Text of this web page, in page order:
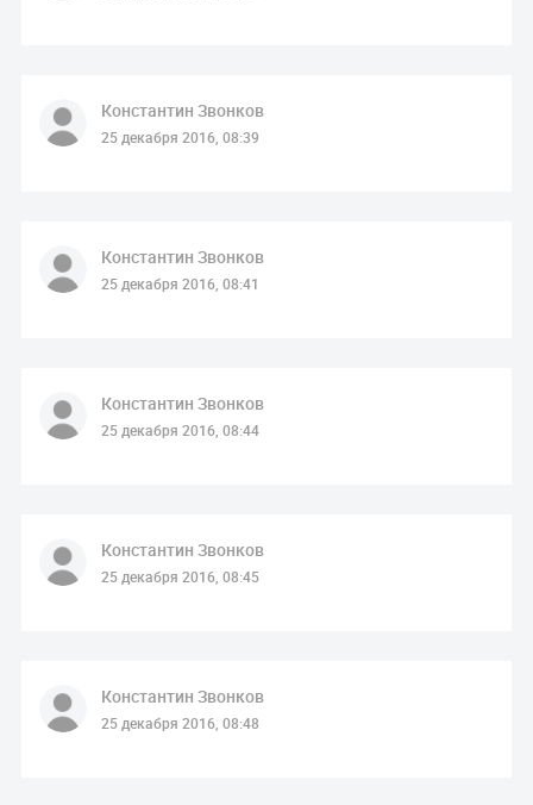
Константин Звонков
25 декабря 2016, 08:39
Константин Звонков
25 декабря 2016, 08:41
Константин Звонков
25 декабря 2016, 08:44
Константин Звонков
25 декабря 2016, 08:45
Константин Звонков
25 декабря 2016, 08:48